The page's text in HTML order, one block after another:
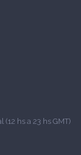
hs a 23 hs GMT)